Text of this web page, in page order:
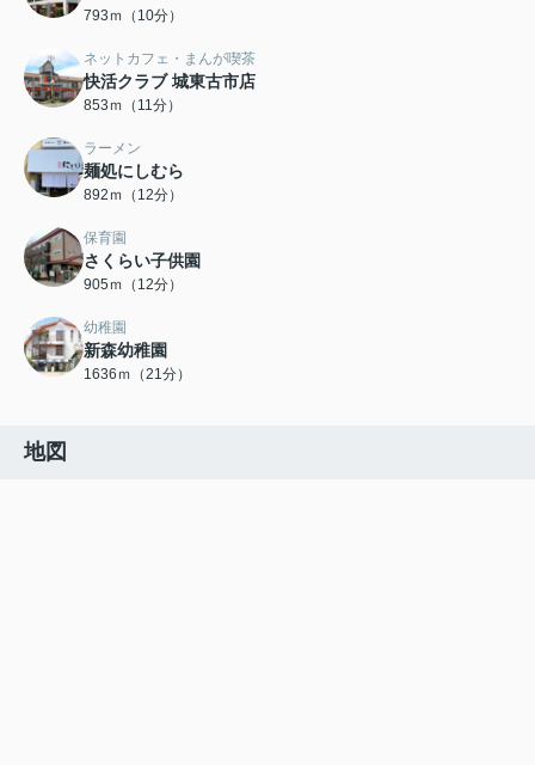
793ｍ（10分）
ネットカフェ・まんが喫茶
快活クラブ 城東古市店
853ｍ（11分）
ラーメン
麺処にしむら
892ｍ（12分）
保育園
さくらい子供園
905ｍ（12分）
幼稚園
新森幼稚園
1636ｍ（21分）
地図